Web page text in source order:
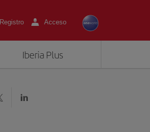
Registro Acceso
Iberia Plus